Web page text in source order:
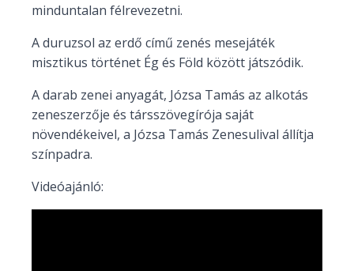
minduntalan félrevezetni.
A duruzsol az erdő című zenés mesejáték
misztikus történet Ég és Föld között játszódik.
A darab zenei anyagát, Józsa Tamás az alkotás
zeneszerzője és társszövegírója saját
növendékeivel, a Józsa Tamás Zenesulival állítja
színpadra.
Videóajánló: